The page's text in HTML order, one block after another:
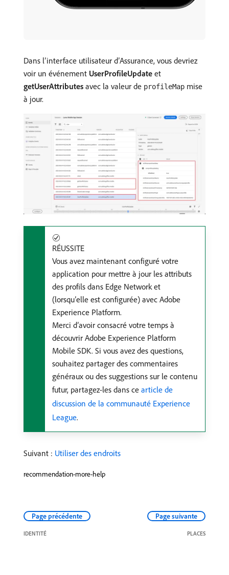
Dans l’interface utilisateur d’Assurance, vous devriez
voir un événement UserProfileUpdate et
getUserAttributes avec la valeur de profileMap mise
à jour.
RÉUSSITE
Vous avez maintenant configuré votre
application pour mettre à jour les attributs
des profils dans Edge Network et
(lorsqu’elle est configurée) avec Adobe
Experience Platform.
Merci d’avoir consacré votre temps à
découvrir Adobe Experience Platform
Mobile SDK. Si vous avez des questions,
souhaitez partager des commentaires
généraux ou des suggestions sur le contenu
futur, partagez-les dans ce article de
discussion de la communauté Experience
League.
Suivant : Utiliser des endroits
recommendation-more-help
Page précédente
IDENTITÉ
Page suivante
PLACES